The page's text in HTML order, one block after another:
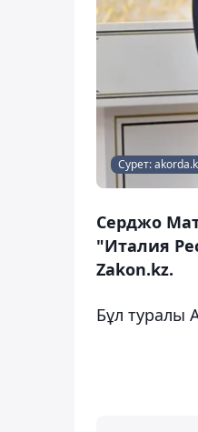
Сурет:
Серджо
"Италия
Zakon.kz.
Бұл туралы